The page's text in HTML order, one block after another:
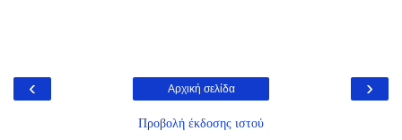
‹ ›
Αρχική σελίδα
Προβολή έκδοσης ιστού